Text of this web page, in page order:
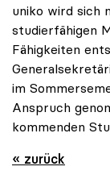
uniko wird sich
studierfähigen
Fähigkeiten
im
Anspruch
kommenden
« zurück